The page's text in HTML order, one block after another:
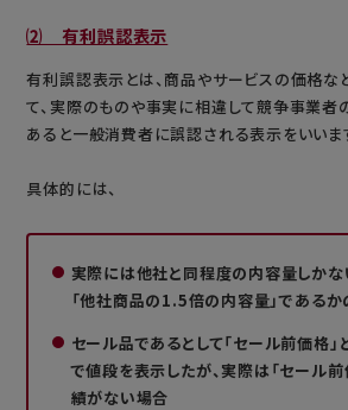
⑵ 有利誤認表示
有利誤認表示とは、商品やサービスの価格な
て、実際のものや事実に相違して競争事業者
あると一般消費者に誤認される表示をいいま
具体的には、
実際には他社と同程度の内容量しかな
「他社商品の1.5倍の内容量」である
セール品であるとして「セール前価格
で値段を表示したが、実際は「セール
績がない場合